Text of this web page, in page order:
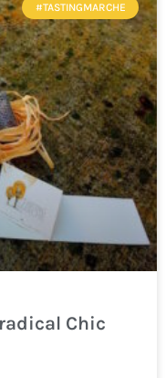
#TASTINGMARCHE
Chic